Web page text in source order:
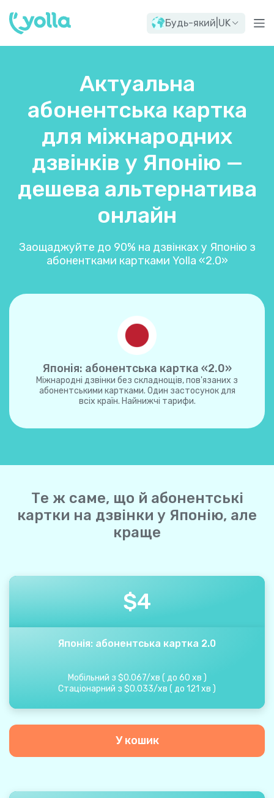
Будь-який UK
Актуальна
абонентська картка
для міжнародних
дзвінків у Японію —
дешева альтернатива
онлайн
Заощаджуйте до 90% на дзвінках у Японію з
абонентками картками Yolla «2.0»
Японія: абонентська картка «2.0»
Міжнародні дзвінки без складнощів, пов'язаних з
абонентськими картками. Один застосунок для
всіх країн. Найнижчі тарифи.
Те ж саме, що й абонентські
картки на дзвінки у Японію, але
краще
$4
Японія: абонентська картка 2.0
Мобільний з $0.067/хв ( до 60 хв )
Стаціонарний з $0.033/хв ( до 121 хв )
У кошик